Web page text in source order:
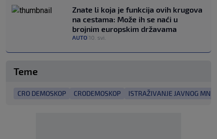
Znate li koja je funkcija ovih krugova
na cestama: Može ih se naći u
brojnim europskim državama
AUTO 10. svi.
Teme
CRO DEMOSKOP CRODEMOSKOP ISTRAŽIVANJE JAVNOG